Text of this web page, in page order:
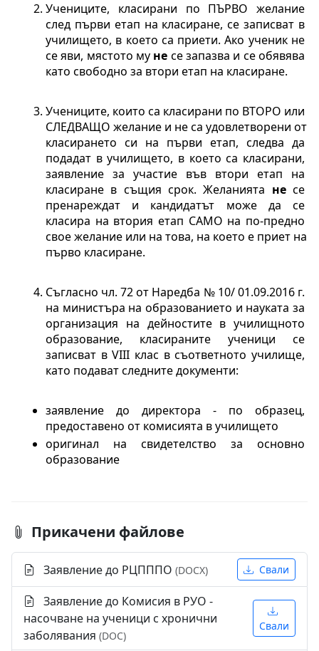
Учениците, класирани по ПЪРВО желание
след първи етап на класиране, се записват в
училището, в което са приети. Ако ученик не
се яви, мястото му не се запазва и се обявява
като свободно за втори етап на класиране.
Учениците, които са класирани по ВТОРО или
СЛЕДВАЩО желание и не са удовлетворени от
класирането си на първи етап, следва да
подадат в училището, в което са класирани,
заявление за участие във втори етап на
класиране в същия срок. Желанията не се
пренареждат и кандидатът може да се
класира на втория етап САМО на по-предно
свое желание или на това, на което е приет на
първо класиране.
Съгласно чл. 72 от Наредба № 10/ 01.09.2016 г.
на министъра на образованието и науката за
организация на дейностите в училищното
образование, класираните ученици се
записват в VIII клас в съответното училище,
като подават следните документи:
заявление до директора - по образец,
предоставено от комисията в училището
оригинал на свидетелство за основно
образование
Прикачени файлове
Заявление до РЦПППО (DOCX) Свали
Заявление до Комисия в РУО -
насочване на ученици с хронични
заболявания (DOC)
Свали